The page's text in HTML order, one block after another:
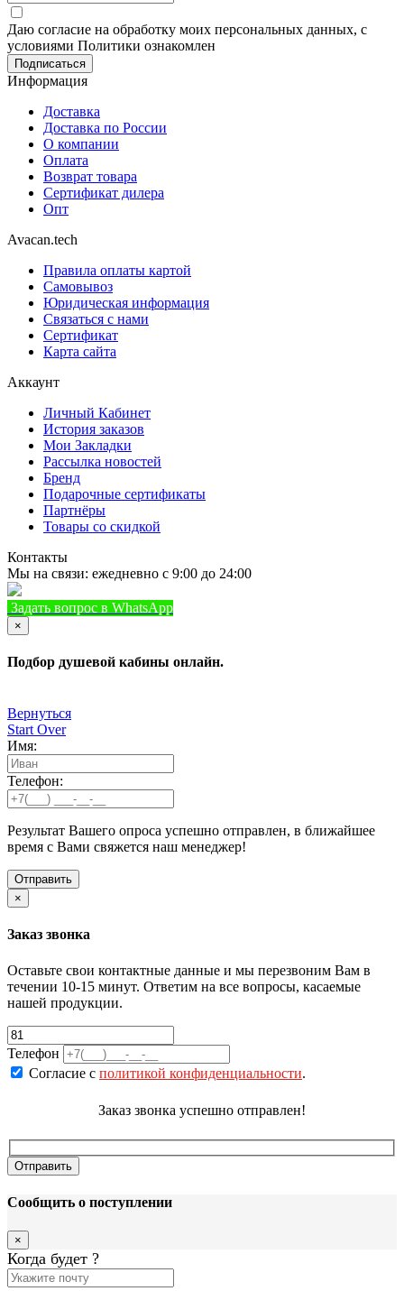
Даю согласие на обработку моих персональных данных, с
условиями Политики ознакомлен
Информация
Доставка
Доставка по России
О компании
Оплата
Возврат товара
Сертификат дилера
Опт
Avacan.tech
Правила оплаты картой
Самовывоз
Юридическая информация
Связаться с нами
Сертификат
Карта сайта
Аккаунт
Личный Кабинет
История заказов
Мои Закладки
Рассылка новостей
Бренд
Подарочные сертификаты
Партнёры
Товары со скидкой
Контакты
Мы на связи: ежедневно с 9:00 до 24:00
Задать вопрос в WhatsApp
×
Подбор душевой кабины онлайн.
Вернуться
Start Over
Имя:
Телефон:
Результат Вашего опроса успешно отправлен, в ближайшее
время с Вами свяжется наш менеджер!
×
Заказ звонка
Оставьте свои контактные данные и мы перезвоним Вам в
течении 10-15 минут. Ответим на все вопросы, касаемые
нашей продукции.
Телефон
Согласие с политикой конфиденциальности.
Заказ звонка успешно отправлен!
Сообщить о поступлении
×
Когда будет ?